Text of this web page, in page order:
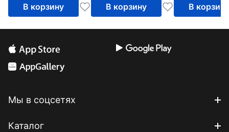
В корзину В корзину В корзину
Мы в соцсетях
Каталог